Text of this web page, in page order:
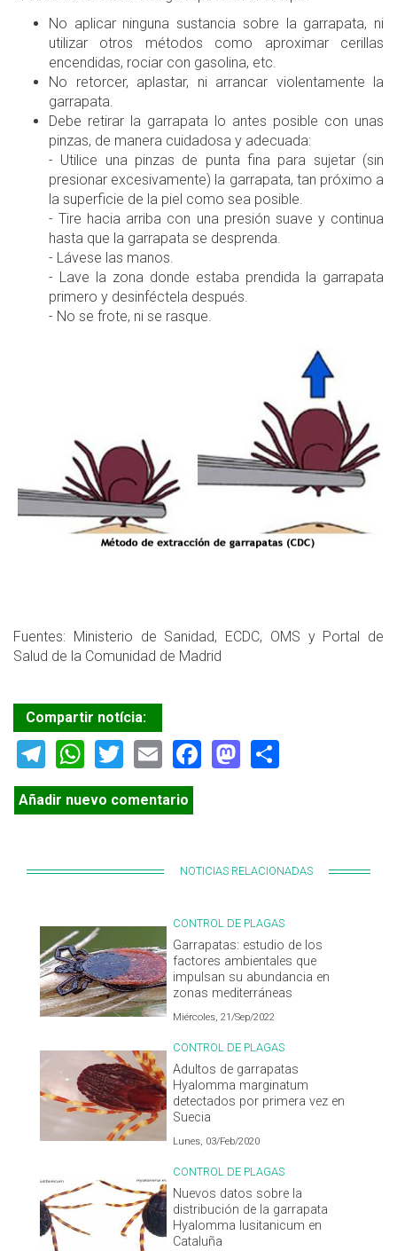
No aplicar ninguna sustancia sobre la garrapata, ni
utilizar otros métodos como aproximar cerillas
encendidas, rociar con gasolina, etc.
No retorcer, aplastar, ni arrancar violentamente la
garrapata.
Debe retirar la garrapata lo antes posible con unas
pinzas, de manera cuidadosa y adecuada:
- Utilice una pinzas de punta fina para sujetar (sin
presionar excesivamente) la garrapata, tan próximo a
la superficie de la piel como sea posible.
- Tire hacia arriba con una presión suave y continua
hasta que la garrapata se desprenda.
- Lávese las manos.
- Lave la zona donde estaba prendida la garrapata
primero y desinféctela después.
- No se frote, ni se rasque.
Fuentes: Ministerio de Sanidad, ECDC, OMS y Portal de
Salud de la Comunidad de Madrid
Compartir notícia:
Telegram
WhatsApp
TwitterEmailFacebook
Mastodon
Añadir nuevo comentario
NOTICIAS RELACIONADAS
CONTROL DE PLAGAS
Garrapatas: estudio de los
factores ambientales que
impulsan su abundancia en
zonas mediterráneas
Miércoles, 21/Sep/2022
CONTROL DE PLAGAS
Adultos de garrapatas
Hyalomma marginatum
detectados por primera vez en
Suecia
Lunes, 03/Feb/2020
CONTROL DE PLAGAS
Nuevos datos sobre la
distribución de la garrapata
Hyalomma lusitanicum en
Cataluña